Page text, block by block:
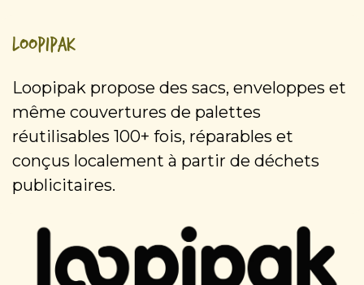
Loopipak
Loopipak propose des sacs, enveloppes et
même couvertures de palettes
réutilisables 100+ fois, réparables et
conçus localement à partir de déchets
publicitaires.